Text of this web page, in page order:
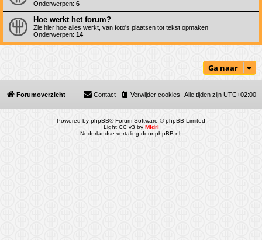
Onderwerpen: 6
Hoe werkt het forum?
Zie hier hoe alles werkt, van foto's plaatsen tot tekst opmaken
Onderwerpen: 14
Ga naar
Forumoverzicht Alle tijden zijn UTC+02:00
Verwijder cookies
Contact
Powered by phpBB® Forum Software © phpBB Limited
Light CC v3 by Midri
Nederlandse vertaling doorphpBB.nl